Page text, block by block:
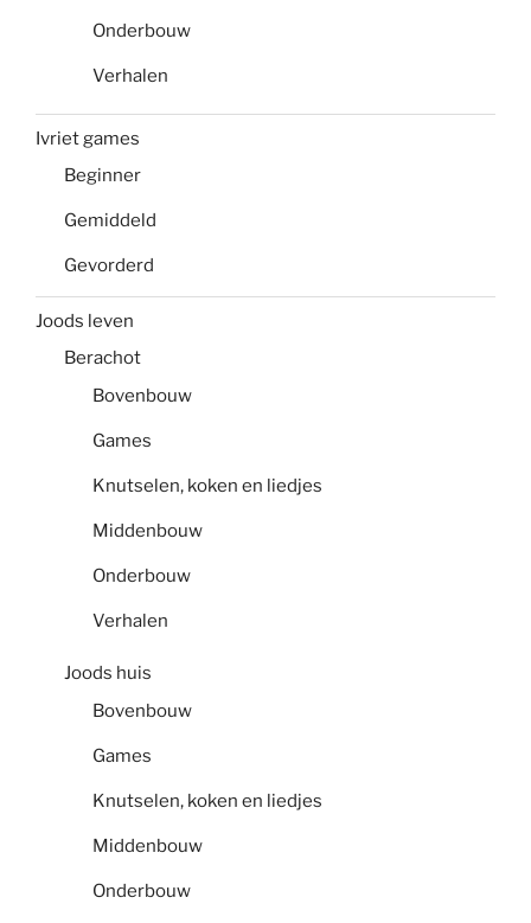
Onderbouw
Verhalen
Ivriet games
Beginner
Gemiddeld
Gevorderd
Joods leven
Berachot
Bovenbouw
Games
Knutselen, koken en liedjes
Middenbouw
Onderbouw
Verhalen
Joods huis
Bovenbouw
Games
Knutselen, koken en liedjes
Middenbouw
Onderbouw